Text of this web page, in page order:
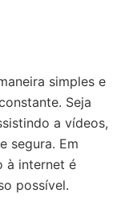
simples e
Seja
a vídeos,
segura. Em
à internet é
possível.